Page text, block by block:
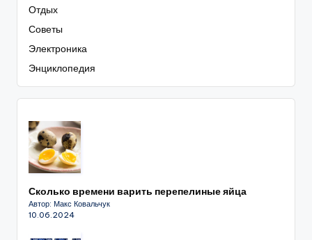
Отдых
Советы
Электроника
Энциклопедия
Сколько времени варить перепелиные яйца
Автор: Макс Ковальчук
10.06.2024